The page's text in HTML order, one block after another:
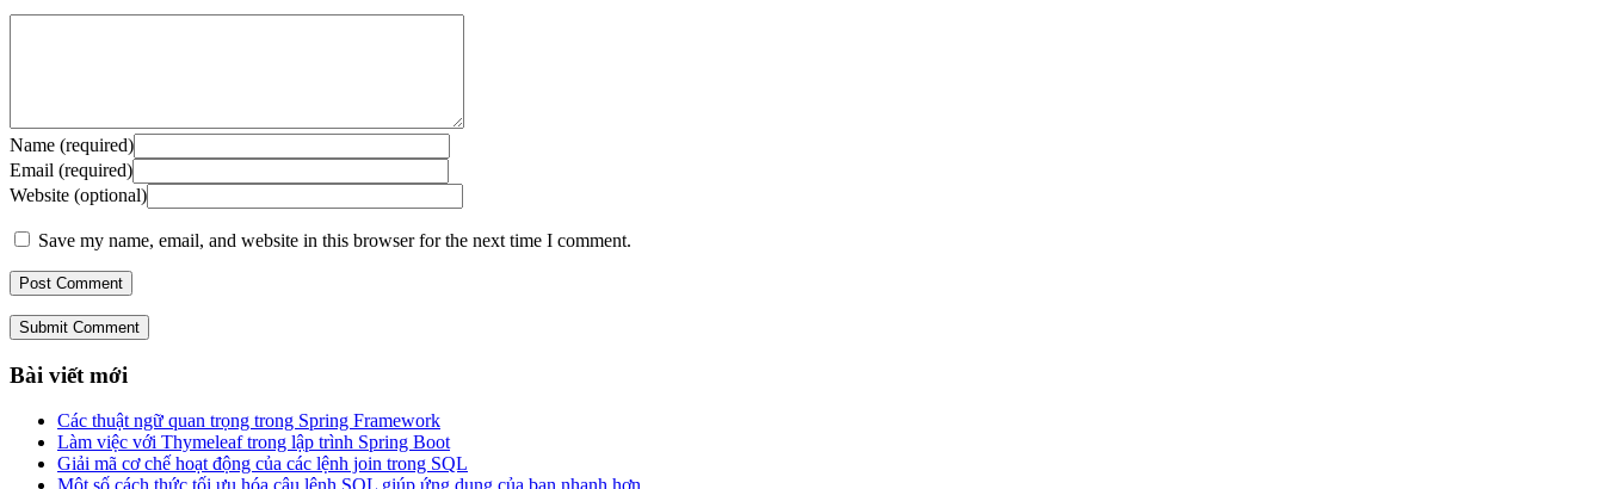
Name (required)
Email (required)
Website (optional)
Save my name, email, and website in this browser for the next time I comment.
Submit Comment
Bài viết mới
Các thuật ngữ quan trọng trong Spring Framework
Làm việc với Thymeleaf trong lập trình Spring Boot
Giải mã cơ chế hoạt động của các lệnh join trong SQL